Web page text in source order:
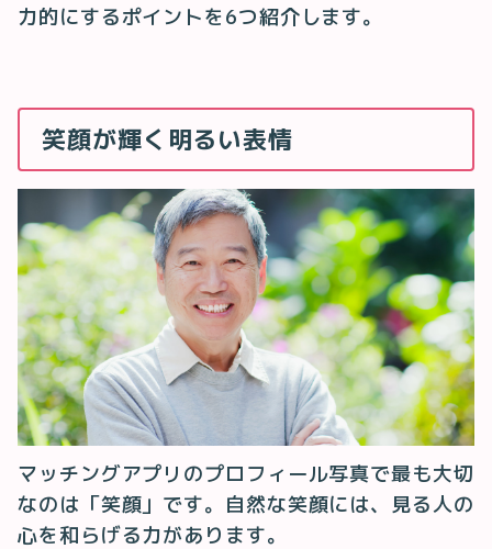
力的にするポイントを6つ紹介します。
笑顔が輝く明るい表情
マッチングアプリのプロフィール写真で最も大切
なのは「笑顔」です。自然な笑顔には、見る人の
心を和らげる力があります。